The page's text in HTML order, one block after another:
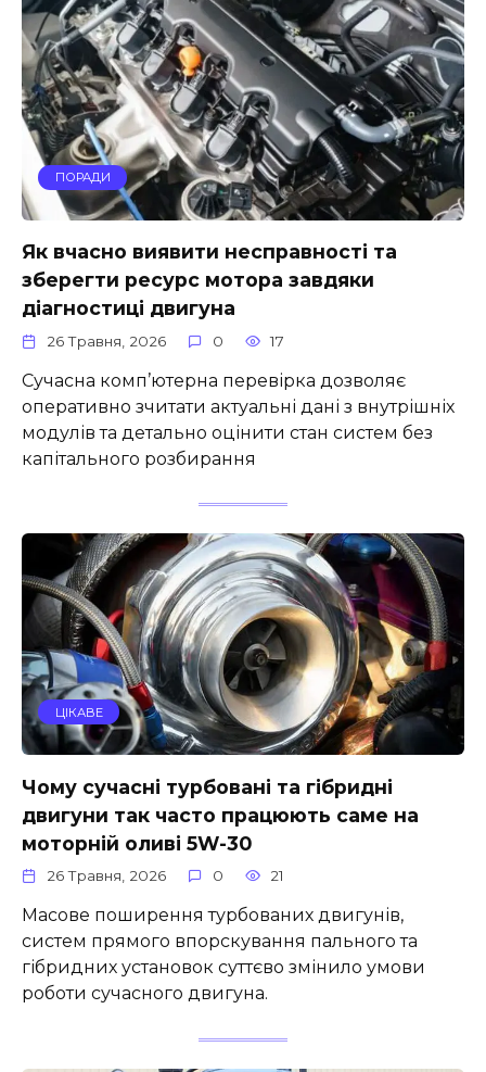
ПОРАДИ
Як вчасно виявити несправності та
зберегти ресурс мотора завдяки
діагностиці двигуна
26 Травня, 2026 0 17
Сучасна комп’ютерна перевірка дозволяє
оперативно зчитати актуальні дані з внутрішніх
модулів та детально оцінити стан систем без
капітального розбирання
ЦІКАВЕ
Чому сучасні турбовані та гібридні
двигуни так часто працюють саме на
моторній оливі 5W-30
26 Травня, 2026 0 21
Масове поширення турбованих двигунів,
систем прямого впорскування пального та
гібридних установок суттєво змінило умови
роботи сучасного двигуна.